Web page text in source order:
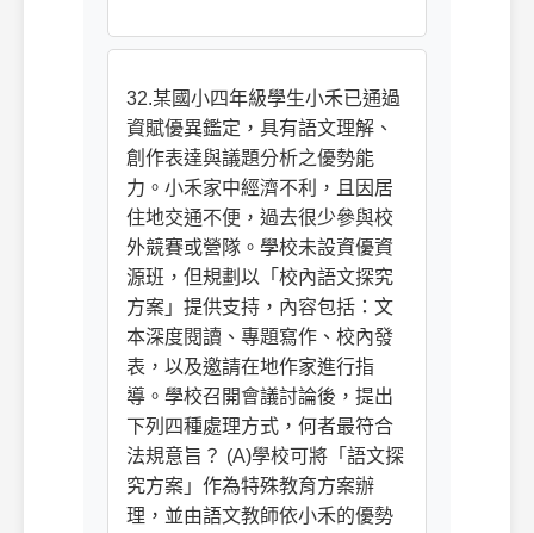
32.某國小四年級學生小禾已通過
資賦優異鑑定，具有語文理解、
創作表達與議題分析之優勢能
力。小禾家中經濟不利，且因居
住地交通不便，過去很少參與校
外競賽或營隊。學校未設資優資
源班，但規劃以「校內語文探究
方案」提供支持，內容包括：文
本深度閱讀、專題寫作、校內發
表，以及邀請在地作家進行指
導。學校召開會議討論後，提出
下列四種處理方式，何者最符合
法規意旨？ (A)學校可將「語文探
究方案」作為特殊教育方案辦
理，並由語文教師依小禾的優勢